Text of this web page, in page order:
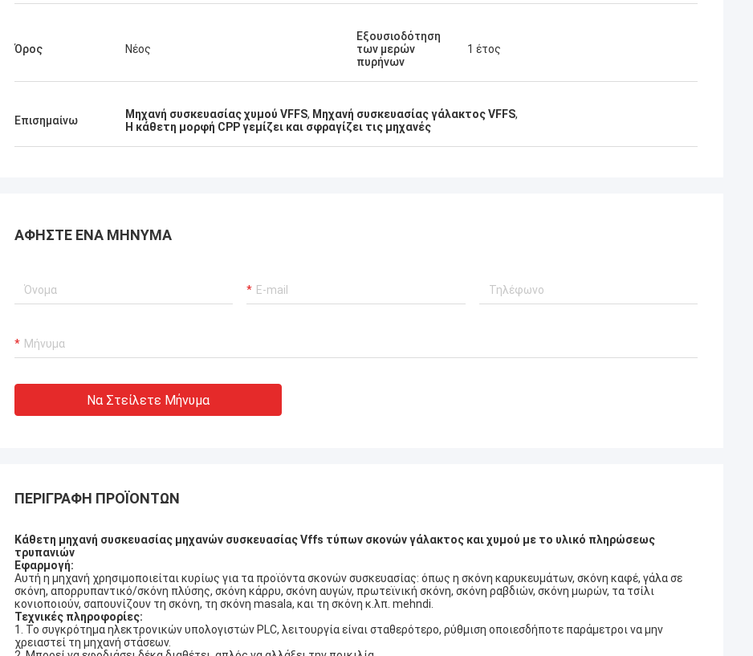
ομάδα στην Xianyang
Co., Ltd απάντησαν
και
ομάδα εγκατάστασης σε
Στο τέλος, το
κανονικά και
Όρος Νέος
Εξουσιοδότηση
των μερών
πυρήνων
1 έτος
Επισημαίνω Μηχανή συσκευασίας χυμού VFFS, Μηχανή συσκευασίας γάλακτος VFFS,
Η κάθετη μορφή CPP γεμίζει και σφραγίζει τις μηχανές
ΑΦΉΣΤΕ ΈΝΑ ΜΉΝΥΜΑ
Να Στείλετε Μήνυμα
ΠΕΡΙΓΡΑΦΉ ΠΡΟΪΌΝΤΩΝ
Κάθετη μηχανή συσκευασίας μηχανών συσκευασίας Vffs τύπων σκονών γάλακτος και χυμού με το υλικό πληρώσεως
τρυπανιών
Εφαρμογή:
Αυτή η μηχανή χρησιμοποιείται κυρίως για τα προϊόντα σκονών συσκευασίας: όπως η σκόνη καρυκευμάτων, σκόνη καφέ, γάλα σε
σκόνη, απορρυπαντικό/σκόνη πλύσης, σκόνη κάρρυ, σκόνη αυγών, πρωτεϊνική σκόνη, σκόνη ραβδιών, σκόνη μωρών, τα τσίλι
κονιοποιούν, σαπουνίζουν τη σκόνη, τη σκόνη masala, και τη σκόνη κ.λπ. mehndi.
Τεχνικές πληροφορίες:
1. Το συγκρότημα ηλεκτρονικών υπολογιστών PLC, λειτουργία είναι σταθερότερο, ρύθμιση οποιεσδήποτε παράμετροι να μην
χρειαστεί τη μηχανή στάσεων.